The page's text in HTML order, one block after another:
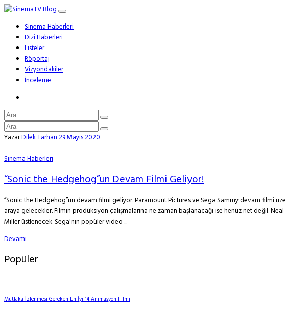
Sinema Haberleri
Dizi Haberleri
Listeler
Röportaj
Vizyondakiler
İnceleme
YazarDilek Tarhan29 Mayıs 2020
Sinema Haberleri
“Sonic the Hedgehog”un Devam Filmi Geliyor!
“Sonic the Hedgehog”un devam filmi geliyor. Paramount Pictures ve Sega Sammy devam filmi
araya gelecekler. Filmin prodüksiyon çalışmalarına ne zaman başlanacağı ise henüz net değil.
Miller üstlenecek. Sega'nın popüler video ...
Devamı
Popüler
Mutlaka İzlenmesi Gereken En İyi 14 Animasyon Filmi